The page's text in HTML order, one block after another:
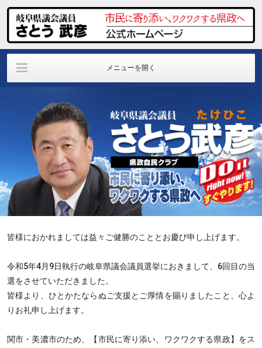
メニューを開く
PROFILE
事務所アクセス
ACCESS
お問い合わせ
INQUIRY
個人情報
PRIVACY POLICY
皆様におかれましては益々ご健勝のこととお慶び申し上げます。
令和5年4月9日執行の岐阜県議会議員選挙におきまして、6回目の当
選をさせていただきました。
皆様より、ひとかたならぬご支援とご厚情を賜りましたこと、心よ
りお礼申し上げます。
関市・美濃市のため、【市民に寄り添い、ワクワクする県政】をス